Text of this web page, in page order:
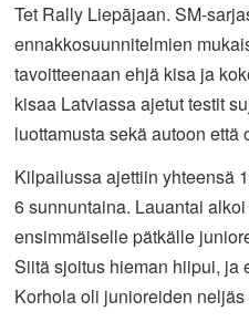
Tet Rally Liepājaan. SM-
ennakkosuunnitelmien
tavoitteenaan ehjä kisa ja
kisaa Latviassa ajetut testit
luottamusta sekä autoon että
Kilpailussa ajettiin yhteensä
6 sunnuntaina. Lauantai
ensimmäiselle pätkälle
Siitä sjoitus hieman hiipui, ja
Korhola oli junioreiden